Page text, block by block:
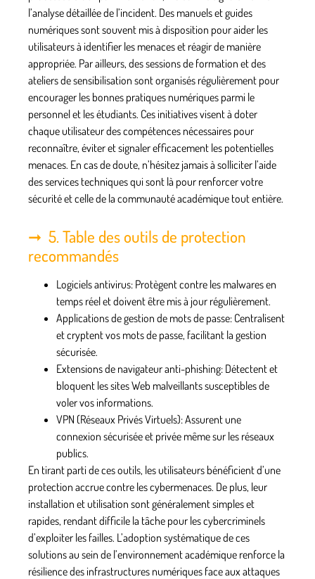
l’analyse détaillée de l’incident. Des manuels et guides
numériques sont souvent mis à disposition pour aider les
utilisateurs à identifier les menaces et réagir de manière
appropriée. Par ailleurs, des sessions de formation et des
ateliers de sensibilisation sont organisés régulièrement pour
encourager les bonnes pratiques numériques parmi le
personnel et les étudiants. Ces initiatives visent à doter
chaque utilisateur des compétences nécessaires pour
reconnaître, éviter et signaler efficacement les potentielles
menaces. En cas de doute, n’hésitez jamais à solliciter l’aide
des services techniques qui sont là pour renforcer votre
sécurité et celle de la communauté académique tout entière.
5. Table des outils de protection
recommandés
Logiciels antivirus: Protègent contre les malwares en
temps réel et doivent être mis à jour régulièrement.
Applications de gestion de mots de passe: Centralisent
et cryptent vos mots de passe, facilitant la gestion
sécurisée.
Extensions de navigateur anti-phishing: Détectent et
bloquent les sites Web malveillants susceptibles de
voler vos informations.
VPN (Réseaux Privés Virtuels): Assurent une
connexion sécurisée et privée même sur les réseaux
publics.
En tirant parti de ces outils, les utilisateurs bénéficient d’une
protection accrue contre les cybermenaces. De plus, leur
installation et utilisation sont généralement simples et
rapides, rendant difficile la tâche pour les cybercriminels
d’exploiter les failles. L’adoption systématique de ces
solutions au sein de l’environnement académique renforce la
résilience des infrastructures numériques face aux attaques